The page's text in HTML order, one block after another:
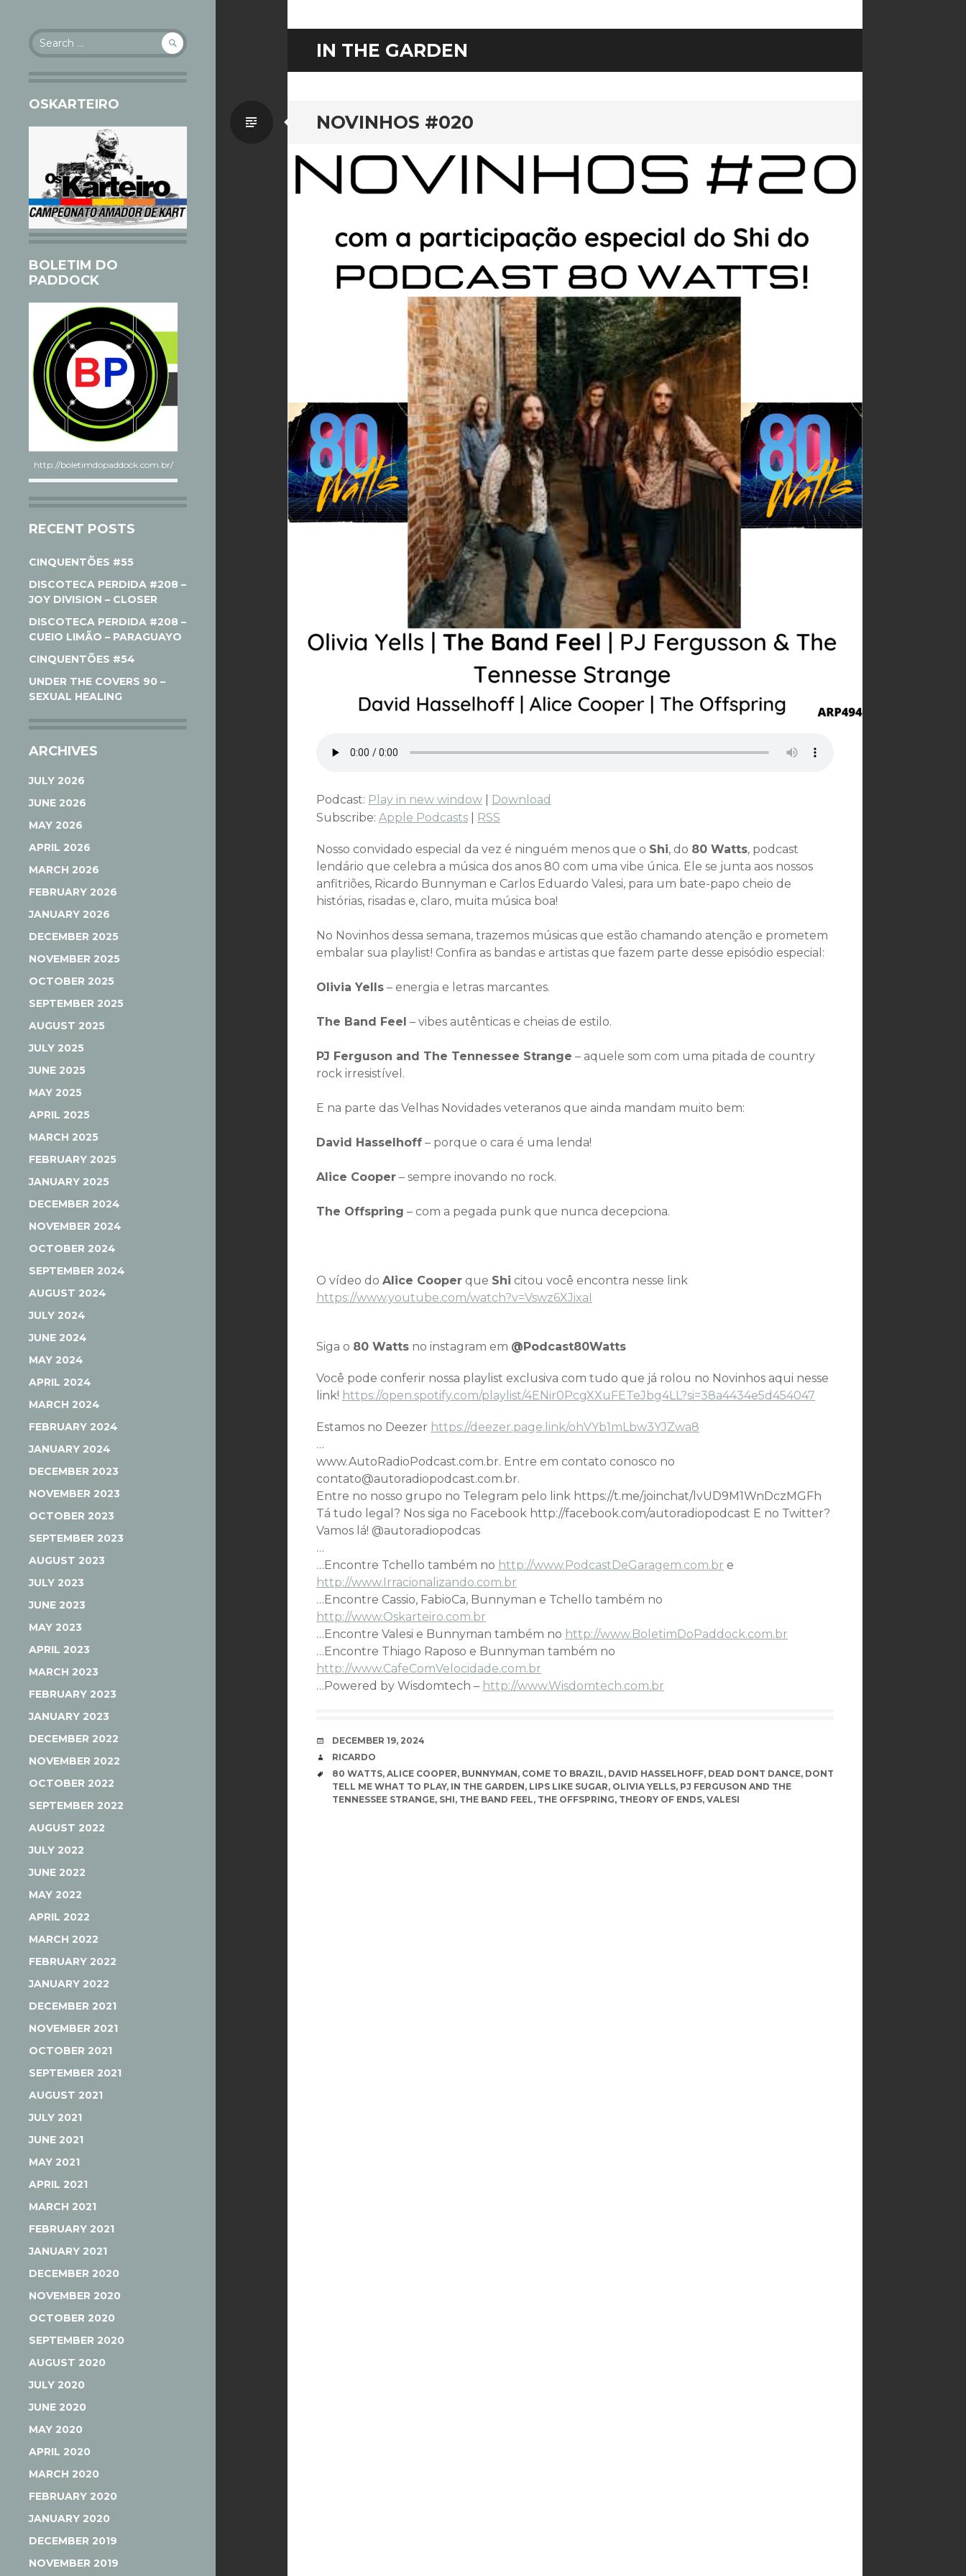
Search
for:
OSKARTEIRO
BOLETIM DO
PADDOCK
http://boletimdopaddock.com.br/
RECENT POSTS
CINQUENTÕES #55
DISCOTECA PERDIDA #208 –
JOY DIVISION – CLOSER
DISCOTECA PERDIDA #208 –
CUEIO LIMÃO – PARAGUAYO
CINQUENTÕES #54
UNDER THE COVERS 90 –
SEXUAL HEALING
ARCHIVES
JULY 2026
JUNE 2026
MAY 2026
APRIL 2026
MARCH 2026
FEBRUARY 2026
JANUARY 2026
DECEMBER 2025
NOVEMBER 2025
OCTOBER 2025
SEPTEMBER 2025
AUGUST 2025
JULY 2025
JUNE 2025
MAY 2025
APRIL 2025
MARCH 2025
FEBRUARY 2025
JANUARY 2025
DECEMBER 2024
NOVEMBER 2024
OCTOBER 2024
SEPTEMBER 2024
AUGUST 2024
JULY 2024
JUNE 2024
MAY 2024
APRIL 2024
MARCH 2024
FEBRUARY 2024
JANUARY 2024
DECEMBER 2023
NOVEMBER 2023
OCTOBER 2023
SEPTEMBER 2023
AUGUST 2023
JULY 2023
JUNE 2023
MAY 2023
APRIL 2023
MARCH 2023
FEBRUARY 2023
JANUARY 2023
DECEMBER 2022
NOVEMBER 2022
OCTOBER 2022
SEPTEMBER 2022
AUGUST 2022
JULY 2022
JUNE 2022
MAY 2022
APRIL 2022
MARCH 2022
FEBRUARY 2022
JANUARY 2022
DECEMBER 2021
NOVEMBER 2021
OCTOBER 2021
SEPTEMBER 2021
AUGUST 2021
JULY 2021
JUNE 2021
MAY 2021
APRIL 2021
MARCH 2021
FEBRUARY 2021
JANUARY 2021
DECEMBER 2020
NOVEMBER 2020
OCTOBER 2020
SEPTEMBER 2020
AUGUST 2020
JULY 2020
JUNE 2020
MAY 2020
APRIL 2020
MARCH 2020
FEBRUARY 2020
JANUARY 2020
DECEMBER 2019
NOVEMBER 2019
IN THE GARDEN
NOVINHOS #020
Standard
Podcast: Play in new window
Download
Subscribe: Apple Podcasts RSS
Nosso convidado especial da vez é ninguém menos que o Shi, do 80 Watts, podcast
lendário que celebra a música dos anos 80 com uma vibe única. Ele se junta aos nossos
anfitriões, Ricardo Bunnyman e Carlos Eduardo Valesi, para um bate-papo cheio de
histórias, risadas e, claro, muita música boa!
No Novinhos dessa semana, trazemos músicas que estão chamando atenção e prometem
embalar sua playlist! Confira as bandas e artistas que fazem parte desse episódio especial:
Olivia Yells – energia e letras marcantes.
The Band Feel – vibes autênticas e cheias de estilo.
PJ Ferguson and The Tennessee Strange – aquele som com uma pitada de country
rock irresistível.
E na parte das Velhas Novidades veteranos que ainda mandam muito bem:
David Hasselhoff – porque o cara é uma lenda!
Alice Cooper – sempre inovando no rock.
The Offspring – com a pegada punk que nunca decepciona.
O vídeo do Alice Cooper que Shi citou você encontra nesse link
https://www.youtube.com/watch?v=Vswz6XJixaI
Siga o 80 Watts no instagram em @Podcast80Watts
Você pode conferir nossa playlist exclusiva com tudo que já rolou no Novinhos aqui nesse
link! https://open.spotify.com/playlist/4ENir0PcgXXuFETeJbg4LL?si=38a4434e5d454047
Estamos no Deezer https://deezer.page.link/ohVYb1mLbw3YJZwa8
…
www.AutoRadioPodcast.com.br. Entre em contato conosco no
contato@autoradiopodcast.com.br.
Entre no nosso grupo no Telegram pelo link https://t.me/joinchat/lvUD9M1WnDczMGFh
Tá tudo legal? Nos siga no Facebook http://facebook.com/autoradiopodcast E no Twitter?
Vamos lá! @autoradiopodcas
…
…Encontre Tchello também no http://www.PodcastDeGaragem.com.br e
http://www.Irracionalizando.com.br
…Encontre Cassio, FabioCa, Bunnyman e Tchello também no
http://www.Oskarteiro.com.br
…Encontre Valesi e Bunnyman também no http://www.BoletimDoPaddock.com.br
…Encontre Thiago Raposo e Bunnyman também no
http://www.CafeComVelocidade.com.br
…Powered by Wisdomtech – http://www.Wisdomtech.com.br
DATE
DECEMBER 19, 2024
AUTHOR
RICARDO
TAGS
80 WATTS, ALICE COOPER, BUNNYMAN, COME TO BRAZIL, DAVID HASSELHOFF, DEAD DONT DANCE, DONT
TELL ME WHAT TO PLAY, IN THE GARDEN, LIPS LIKE SUGAR, OLIVIA YELLS, PJ FERGUSON AND THE
TENNESSEE STRANGE, SHI, THE BAND FEEL, THE OFFSPRING, THEORY OF ENDS, VALESI